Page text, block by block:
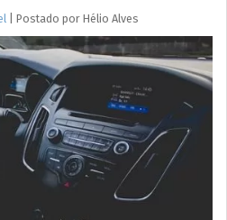
Postado por Hélio Alves